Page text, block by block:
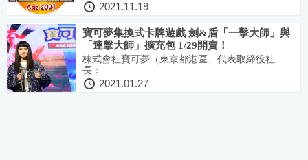
2021.11.19
寶可夢集換式卡牌遊戲 劍&盾「一擊大師」與
「連擊大師」擴充包 1/29開賣！
株式會社寶可夢（東京都港區、代表取締役社
長：...
2021.01.27